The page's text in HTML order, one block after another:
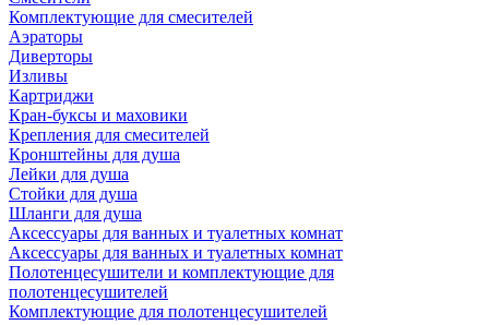
Комплектующие для смесителей
Аэраторы
Диверторы
Изливы
Картриджи
Кран-буксы и маховики
Крепления для смесителей
Кронштейны для душа
Лейки для душа
Стойки для душа
Шланги для душа
Аксессуары для ванных и туалетных комнат
Аксессуары для ванных и туалетных комнат
Полотенцесушители и комплектующие для
полотенцесушителей
Комплектующие для полотенцесушителей